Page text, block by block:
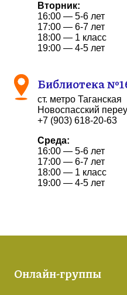
Вторник:
16:00 — 5-6 лет
17:00 — 6-7 лет
18:00 — 1 класс
19:00 — 4-5 лет
Библиотека
ст. метро Таганская
Новоспасский
+7 (903) 618-20-63
Среда:
16:00 — 5-6 лет
17:00 — 6-7 лет
18:00 — 1 класс
19:00 — 4-5 лет
Онлайн-группы